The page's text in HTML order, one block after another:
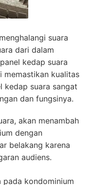
suara
dari dalam
kedap suara
memastikan kualitas
kedap suara sangat
dan fungsinya.
akan menambah
dengan
belakang karena
audiens.
pada kondominium